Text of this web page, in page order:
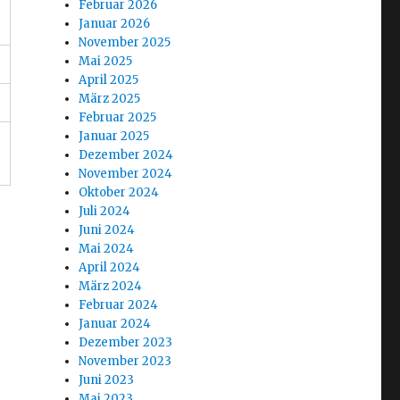
Februar 2026
Januar 2026
November 2025
Mai 2025
April 2025
März 2025
Februar 2025
Januar 2025
Dezember 2024
November 2024
Oktober 2024
Juli 2024
Juni 2024
Mai 2024
April 2024
März 2024
Februar 2024
Januar 2024
Dezember 2023
November 2023
Juni 2023